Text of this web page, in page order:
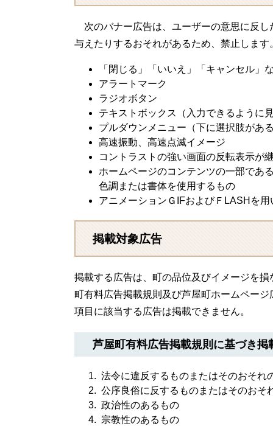
次のバナー広告は、ユーザーの意思に反
与えたりするおそれがあるため、禁止します
「閉じる」「いいえ」「キャンセル」
アラートマーク
ラジオボタン
テキストボックス（入力できるように
プルダウンメニュー（下に選択肢があ
高速振動、高速点滅イメージ
コントラストの強い画面の反転表示が
ホームページのコンテンツの一部であ
色調または書体を使用するもの
アニメーションＧIFおよびＦLASHを用
掲載対象広告
掲載する広告は、町の品位及びイメージを
町有料広告掲載規則及び芦屋町ホームペー
項目に該当する広告は掲載できません。
芦屋町有料広告掲載規則に基づき掲
法令に違反するものまたはそのおそれ
公序良俗に反するものまたはそのおそ
政治性のあるもの
宗教性のあるもの